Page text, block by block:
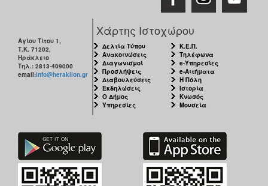
Αγίου Τίτου 1,
Τ.Κ. 71202,
Ηράκλειο
Τηλ.: 2813-409000
email:info@heraklion.gr
Χάρτης Ιστοχώρου
Δελτία Τύπου
Ανακοινώσεις
Διαγωνισμοί
Προσλήψεις
Διαβουλεύσεις
Εκδηλώσεις
Ο Δήμος
Υπηρεσίες
Κ.Ε.Π.
Τηλέφωνα
e-Υπηρεσίες
e-Αιτήματα
Η Πόλη
Ιστορία
Κνωσός
Μουσεία